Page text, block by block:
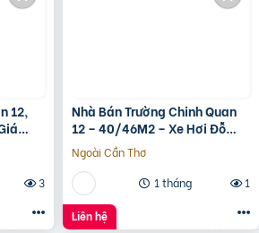
12,
3
Nhà Bán Trường Chinh Quan
12 – 40/46M2 – Xe Hơi Đỗ
Cửa – 3.1 Tỷ
Ngoài Cần Thơ
1 tháng
1
Liên hệ